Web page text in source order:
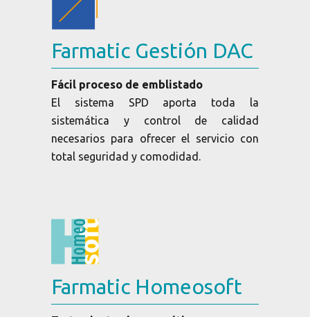
Farmatic Gestión DAC
Fácil proceso de emblistado
El sistema SPD aporta toda la
sistemática y control de calidad
necesarios para ofrecer el servicio con
total seguridad y comodidad.
Farmatic Homeosoft